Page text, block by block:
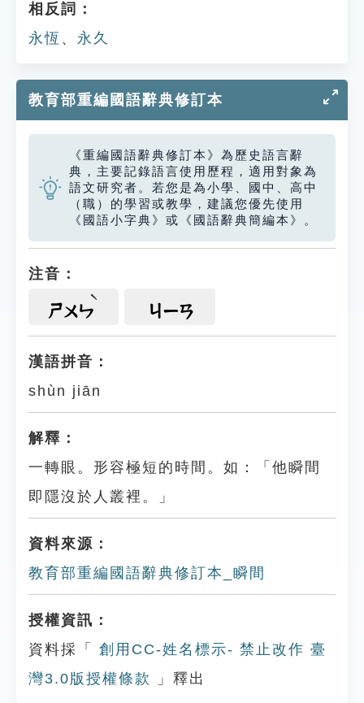
相反詞：
永恆 、 永久
教育部重編國語辭典修訂本
《重編國語辭典修訂本》為歷史語言辭
典，主要記錄語言使用歷程，適用對象為
語文研究者。若您是為小學、國中、高中
（職）的學習或教學，建議您優先使用
《國語小字典》或《國語辭典簡編本》。
注音：
ㄕㄨㄣ ㄐㄧㄢ
漢語拼音：
shùn jiān
解釋：
一轉眼。形容極短的時間。如：「他瞬間
即隱沒於人叢裡。」
資料來源：
教育部重編國語辭典修訂本_瞬間
授權資訊：
資料採「
創用CC-姓名標示- 禁止改作 臺
灣3.0版授權條款
」釋出